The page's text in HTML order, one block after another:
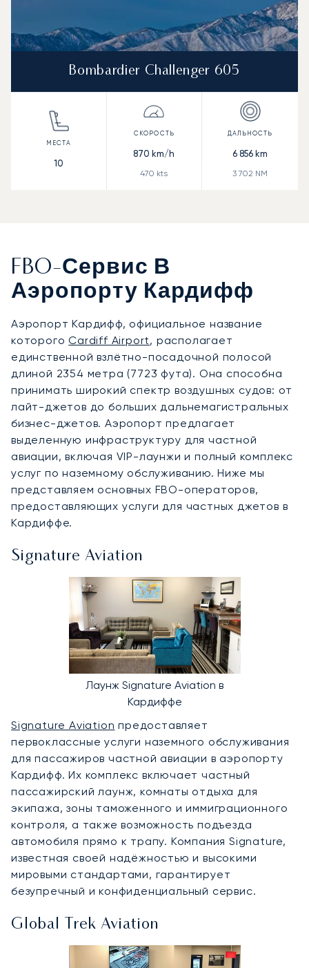
Bombardier Challenger 605
10
870 km/h
470 kts
6 856 km
3 702 NM
FBO-Сервис В
Аэропорту Кардифф
Аэропорт Кардифф, официальное название
которогоCardiff Airport, располагает
единственной взлётно-посадочной полосой
длиной 2354 метра (7723 фута). Она способна
принимать широкий спектр воздушных судов: от
лайт-джетов до больших дальнемагистральных
бизнес-джетов. Аэропорт предлагает
выделенную инфраструктуру для частной
авиации, включая VIP-лаунжи и полный комплекс
услуг по наземному обслуживанию. Ниже мы
представляем основных FBO-операторов,
предоставляющих услуги для частных джетов в
Кардиффе.
Signature Aviation
Лаунж Signature Aviation в
Кардиффе
Signature Aviation предоставляет
первоклассные услуги наземного обслуживания
для пассажиров частной авиации в аэропорту
Кардифф. Их комплекс включает частный
пассажирский лаунж, комнаты отдыха для
экипажа, зоны таможенного и иммиграционного
контроля, а также возможность подъезда
автомобиля прямо к трапу. Компания Signature,
известная своей надёжностью и высокими
мировыми стандартами, гарантирует
безупречный и конфиденциальный сервис.
Global Trek Aviation